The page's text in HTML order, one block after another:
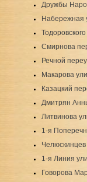
Дружбы
Набережная
Смирнова
Речной
Макарова
Казацкий
Дмитрян
Литвинова
1-я
1-я Линия
Говорова